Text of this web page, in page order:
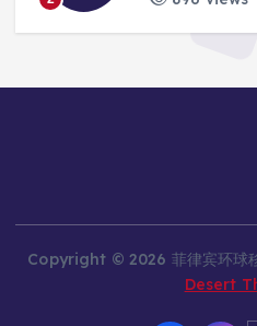
Copyright © 2026 菲律宾环
Desert